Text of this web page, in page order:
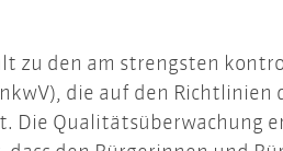
zu den am strengsten
die auf den
Die Qualitätsüberwachung